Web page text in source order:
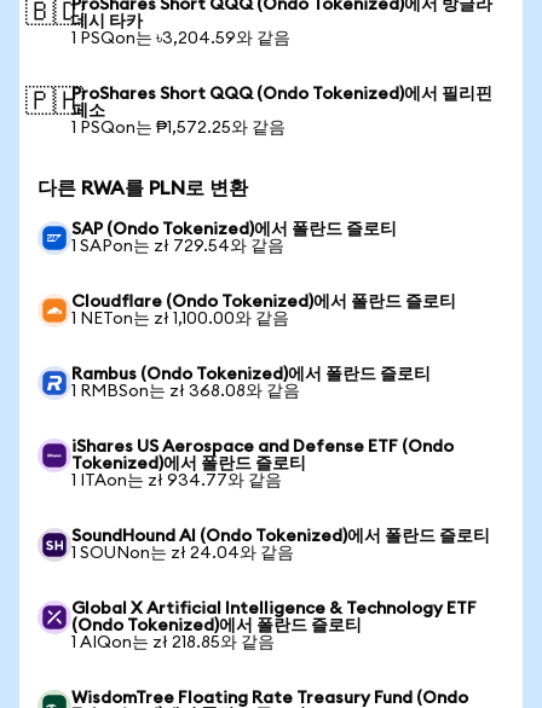
🇧🇩ProShares Short QQQ (Ondo Tokenized)에서 방글라
데시 타카
1 PSQon는 ৳3,204.59와 같음
🇵🇭ProShares Short QQQ (Ondo Tokenized)에서 필리핀
페소
1 PSQon는 ₱1,572.25와 같음
다른 RWA를 PLN로 변환
SAP (Ondo Tokenized)에서 폴란드 즐로티
1 SAPon는 zł 729.54와 같음
Cloudflare (Ondo Tokenized)에서 폴란드 즐로티
1 NETon는 zł 1,100.00와 같음
Rambus (Ondo Tokenized)에서 폴란드 즐로티
1 RMBSon는 zł 368.08와 같음
iShares US Aerospace and Defense ETF (Ondo
Tokenized)에서 폴란드 즐로티
1 ITAon는 zł 934.77와 같음
SoundHound AI (Ondo Tokenized)에서 폴란드 즐로티
1 SOUNon는 zł 24.04와 같음
Global X Artificial Intelligence & Technology ETF
(Ondo Tokenized)에서 폴란드 즐로티
1 AIQon는 zł 218.85와 같음
WisdomTree Floating Rate Treasury Fund (Ondo